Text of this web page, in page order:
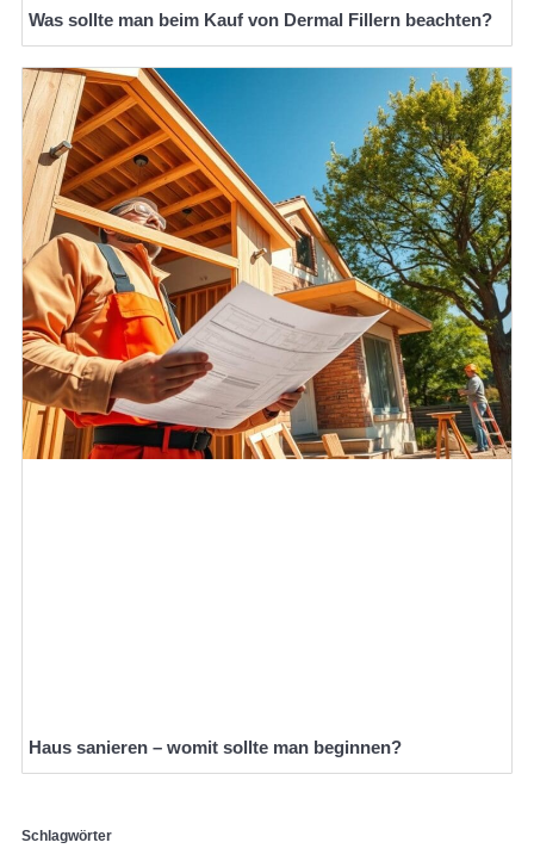
Was sollte man beim Kauf von Dermal Fillern beachten?
Haus sanieren – womit sollte man beginnen?
Schlagwörter